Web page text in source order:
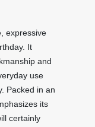
expressive
It
and
use
Packed in an
its
certainly